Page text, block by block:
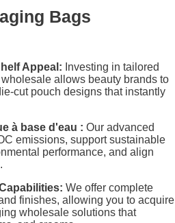
Bags
Appeal: Investing in tailored
allows beauty brands to
cut pouch designs that instantly
à base d'eau : Our advanced
emissions, support sustainable
performance, and align
We offer complete
finishes, allowing you to acquire
wholesale solutions that